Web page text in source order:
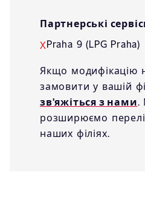
Партнерські
XPraha 9 (LPG Praha)
Якщо модифікацію
замовити у вашій
зв'яжіться з нами.
розширюємо
наших філіях.